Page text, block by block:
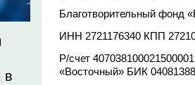
в
Благотворительный фонд
ИНН 2721176340 КПП
Р/счет
«Восточный» БИК